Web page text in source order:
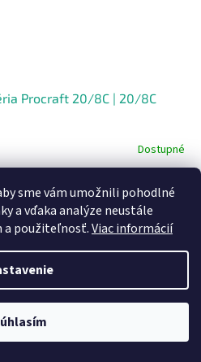
sme vám umožnili pohodlné
a vďaka analýze neustále
a použiteľnosť.Viac informácií
Procraft 20/8C | 20/8C
Dostupné
Do košíka